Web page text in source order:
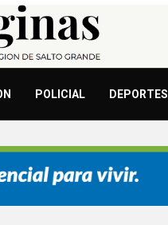
POLICIAL DEPORTES